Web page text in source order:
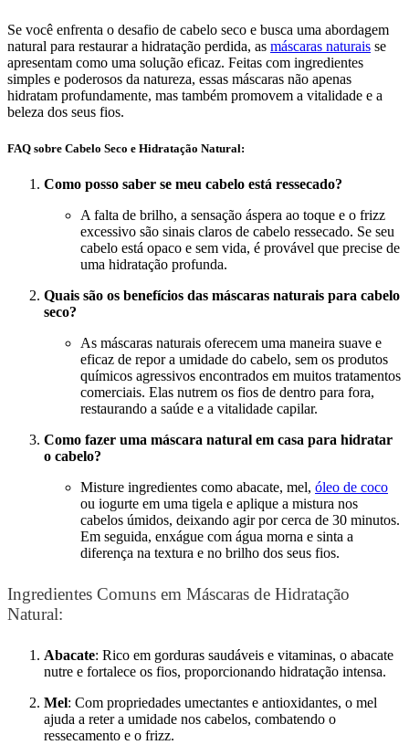
Se você enfrenta o desafio de cabelo seco e busca uma abordagem
natural para restaurar a hidratação perdida, as máscaras naturais se
apresentam como uma solução eficaz. Feitas com ingredientes
simples e poderosos da natureza, essas máscaras não apenas
hidratam profundamente, mas também promovem a vitalidade e a
beleza dos seus fios.
FAQ sobre Cabelo Seco e Hidratação Natural:
Como posso saber se meu cabelo está ressecado?
A falta de brilho, a sensação áspera ao toque e o frizz
excessivo são sinais claros de cabelo ressecado. Se seu
cabelo está opaco e sem vida, é provável que precise de
uma hidratação profunda.
Quais são os benefícios das máscaras naturais para cabelo
seco?
As máscaras naturais oferecem uma maneira suave e
eficaz de repor a umidade do cabelo, sem os produtos
químicos agressivos encontrados em muitos tratamentos
comerciais. Elas nutrem os fios de dentro para fora,
restaurando a saúde e a vitalidade capilar.
Como fazer uma máscara natural em casa para hidratar
o cabelo?
Misture ingredientes como abacate, mel, óleo de coco
ou iogurte em uma tigela e aplique a mistura nos
cabelos úmidos, deixando agir por cerca de 30 minutos.
Em seguida, enxágue com água morna e sinta a
diferença na textura e no brilho dos seus fios.
Ingredientes Comuns em Máscaras de Hidratação
Natural:
Abacate: Rico em gorduras saudáveis e vitaminas, o abacate
nutre e fortalece os fios, proporcionando hidratação intensa.
Mel: Com propriedades umectantes e antioxidantes, o mel
ajuda a reter a umidade nos cabelos, combatendo o
ressecamento e o frizz.